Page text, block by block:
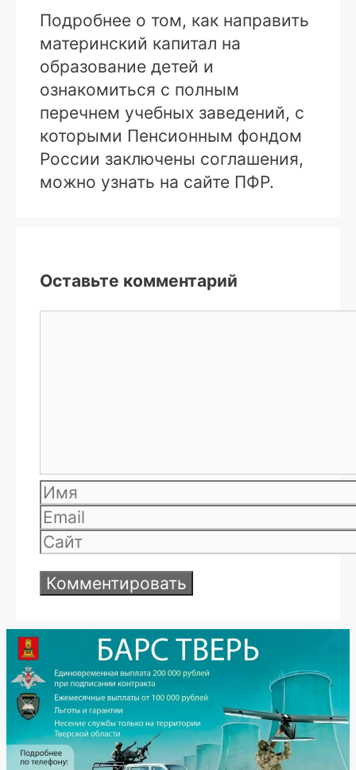
Подробнее о том, как направить
материнский капитал на
образование детей и
ознакомиться с полным
перечнем учебных заведений, с
которыми Пенсионным фондом
России заключены соглашения,
можно узнать на сайте ПФР.
Оставьте комментарий
Имя
Email
Сайт